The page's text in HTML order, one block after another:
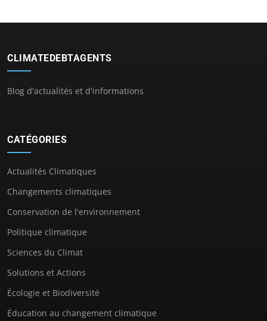
CLIMATEDEBTAGENTS
Blog d'actualités et d'informations
CATÉGORIES
Actualités Climatiques
Changements climatiques
Conservation de l'environnement
Politique climatique
Sciences du Climat
Solutions et Actions
Écologie et Biodiversité
Éducation au changement climatique